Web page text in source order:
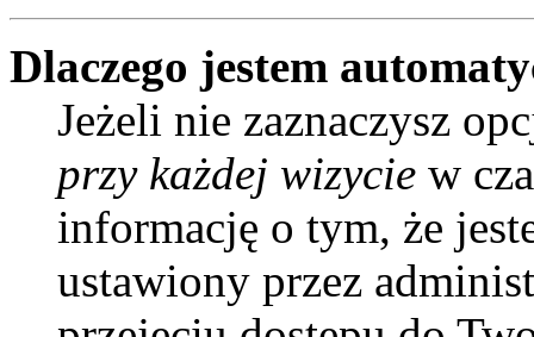
Dlaczego jestem
Jeżeli nie zaznaczysz
przy każdej wizycie w
informację o tym, że
ustawiony przez